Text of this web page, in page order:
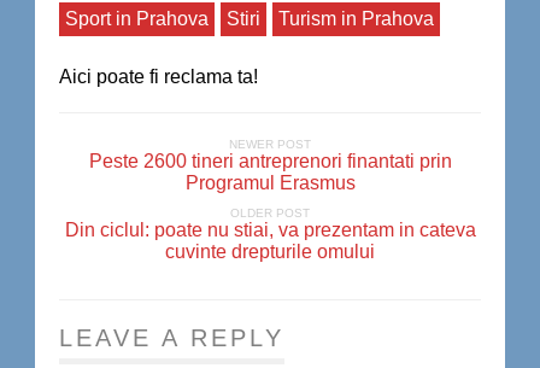
Sport in Prahova
Stiri Turism in Prahova
Aici poate fi reclama ta!
NEWER POST
Peste 2600 tineri antreprenori finantati prin
Programul Erasmus
OLDER POST
Din ciclul: poate nu stiai, va prezentam in cateva
cuvinte drepturile omului
LEAVE A REPLY